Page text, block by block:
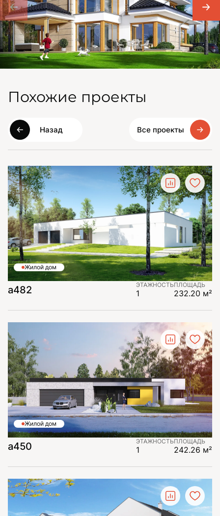
Похожие проекты
Назад Все проекты
Жилой дом
а482 ЭТАЖНОСТЬ
1
ПЛОЩАДЬ
232.20 м²
Жилой дом
а450 ЭТАЖНОСТЬ
1
ПЛОЩАДЬ
242.26 м²